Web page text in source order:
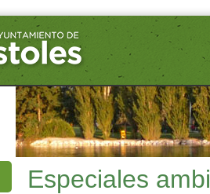
Especiales